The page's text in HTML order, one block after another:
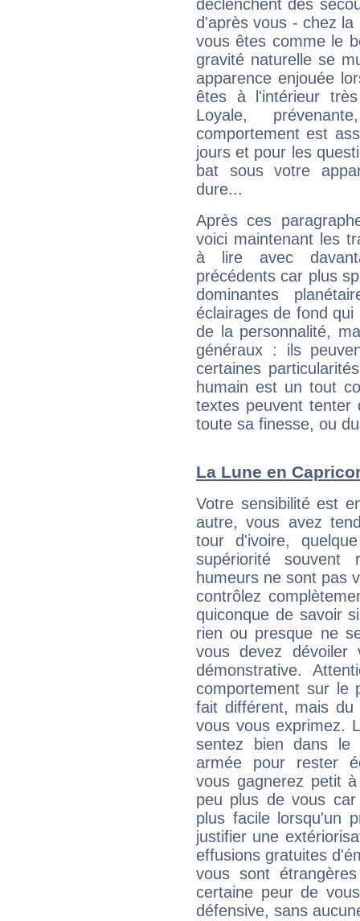
déclenchent des
d'après vous - chez
vous êtes comme le
gravité naturelle se
apparence enjouée
êtes à l'intérieur
Loyale,
comportement est
jours et pour les
bat sous votre
dure...
Après ces
voici maintenant les
à lire avec
précédents car plus
dominantes
éclairages de fond
de la personnalité,
généraux : ils
certaines
humain est un tout
textes peuvent tenter
toute sa finesse, ou
La Lune en
Votre sensibilité est
autre, vous avez
tour d'ivoire,
supériorité souvent
humeurs ne sont pas
contrôlez
quiconque de savoir
rien ou presque ne
vous devez
démonstrative.
comportement sur le
fait différent, mais du
vous vous exprimez.
sentez bien dans le
armée pour rester
vous gagnerez petit
peu plus de vous
plus facile lorsqu'un
justifier une
effusions gratuites
vous sont
certaine peur de
défensive, sans